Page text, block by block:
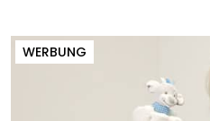
WERBUNG